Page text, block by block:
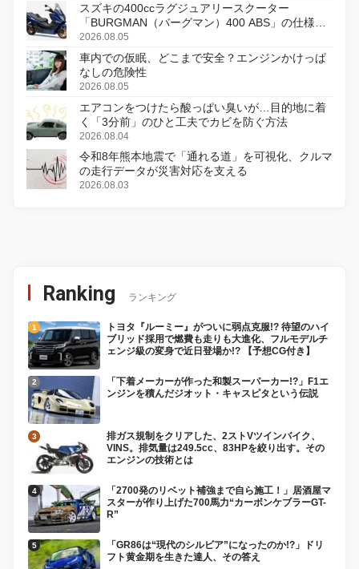
スズキの400ccラグジュアリースクーター
「BURGMAN（バーグマン）400 ABS」の仕様を
変更し、8月18日に発売
2026.08.05
車内での仮眠、どこまで安全？エンジンかけっぱ
なしの危険性
2026.08.05
エアコンをつけたら酸っぱい臭いが…目的地に着
く「3分前」のひと工夫でカビを防ぐ方法
2026.08.04
令和8年熊本地震で「通れる道」を可視化、クルマ
の走行データが災害対応を支える
2026.08.03
Ranking ランキング
トヨタ『ルーミー』がついに弱点克服!? 待望のハイ
ブリッド採用で燃費も走りも大進化、フルモデルチ
ェンジ級の変身で近日登場か!? 【予想CG付き】
「下着メーカーが作った和製スーパーカー!?」F1エ
ンジンを積んだジオット・キャスピタという伝説
排ガス規制をクリアした、2ストVツインバイク、
VINS。排気量は249.5cc、83HPを絞り出す。その
エンジンの技術とは
「2700発のリベット補強まで自ら施工！」居酒屋マ
スターが作り上げた700馬力“カーボンケブラーGT-
R”
「GR86は“現代のシルビア”になったのか!?」ドリ
フト黄金期を生きた達人、その答え